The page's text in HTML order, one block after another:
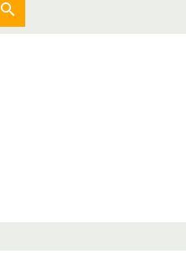
Aktuellen Standort verwenden